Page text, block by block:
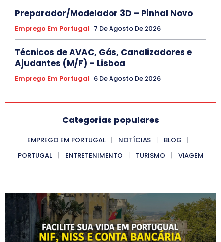
Preparador/Modelador 3D – Pinhal Novo
Emprego Em Portugal 7 De Agosto De 2026
Técnicos de AVAC, Gás, Canalizadores e
Ajudantes (M/F) – Lisboa
Emprego Em Portugal 6 De Agosto De 2026
Categorias populares
EMPREGO EM PORTUGAL NOTÍCIAS
BLOG
PORTUGAL
ENTRETENIMENTO TURISMO VIAGEM